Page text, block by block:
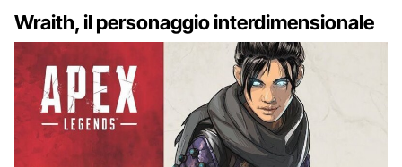
Wraith, il personaggio interdimensionale